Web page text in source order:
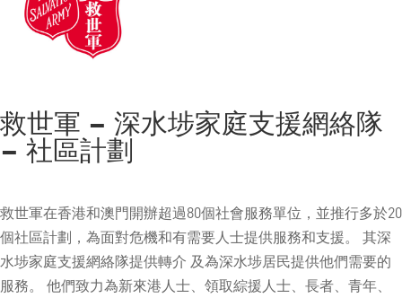
救世軍 – 深水埗家庭支援網絡隊
– 社區計劃
救世軍在香港和澳門開辦超過80個社會服務單位，並推行多於20
個社區計劃，為面對危機和有需要人士提供服務和支援。 其深
水埗家庭支援網絡隊提供轉介 及為深水埗居民提供他們需要的
服務。 他們致力為新來港人士、領取綜援人士、長者、青年、